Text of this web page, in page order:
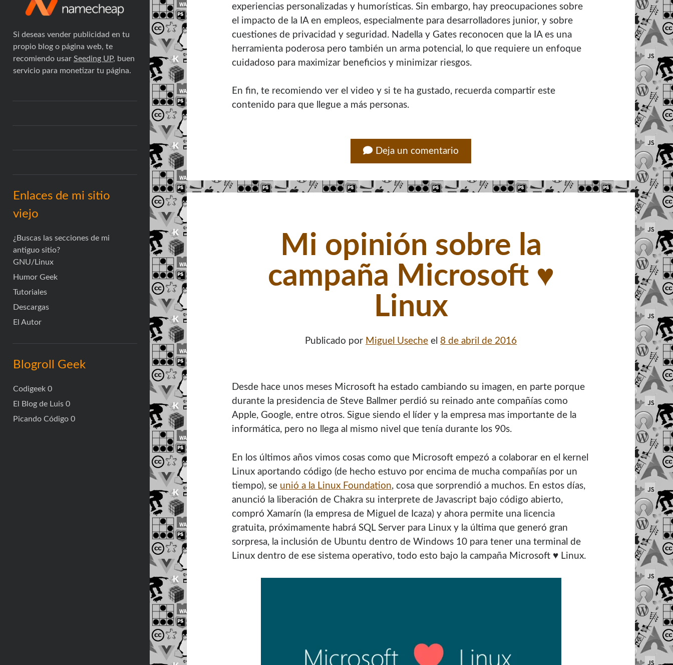
Si deseas vender publicidad en tu
propio blog o página web, te
recomiendo usar Seeding UP, buen
servicio para monetizar tu página.
Enlaces de mi sitio
viejo
¿Buscas las secciones de mi
antiguo sitio?
GNU/Linux
Humor Geek
Tutoriales
Descargas
El Autor
Blogroll Geek
Codigeek0
El Blog de Luis0
Picando Código0
experiencias personalizadas y humorísticas. Sin embargo, hay preocupaciones sobre
el impacto de la IA en empleos, especialmente para desarrolladores junior, y sobre
cuestiones de privacidad y seguridad. Nadella y Gates reconocen que la IA es una
herramienta poderosa pero también un arma potencial, lo que requiere un enfoque
cuidadoso para maximizar beneficios y minimizar riesgos.
En fin, te recomiendo ver el video y si te ha gustado, recuerda compartir este
contenido para que llegue a más personas.
Deja un comentario
Mi opinión sobre la
campaña Microsoft ♥
Linux
Publicado por Miguel Useche el 8 de abril de 2016
Desde hace unos meses Microsoft ha estado cambiando su imagen, en parte porque
durante la presidencia de Steve Ballmer perdió su reinado ante compañías como
Apple, Google, entre otros. Sigue siendo el líder y la empresa mas importante de la
informática, pero no llega al mismo nivel que tenía durante los 90s.
En los últimos años vimos cosas como que Microsoft empezó a colaborar en el kernel
Linux aportando código (de hecho estuvo por encima de mucha compañías por un
tiempo), se unió a la Linux Foundation, cosa que sorprendió a muchos. En estos días,
anunció la liberación de Chakra su interprete de Javascript bajo código abierto,
compró Xamarín (la empresa de Miguel de Icaza) y ahora permite una licencia
gratuita, próximamente habrá SQL Server para Linux y la última que generó gran
sorpresa, la inclusión de Ubuntu dentro de Windows 10 para tener una terminal de
Linux dentro de ese sistema operativo, todo esto bajo la campaña Microsoft ♥ Linux.